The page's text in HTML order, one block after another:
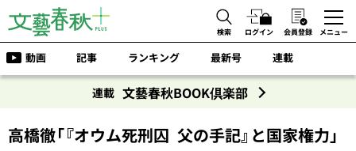
検索 ログイン 会員登録 メニュー
動画 記事 ランキング 最新号 連載
連載 文藝春秋BOOK倶楽部
高橋徹「『オウム死刑囚 父の手記』と国家権力」